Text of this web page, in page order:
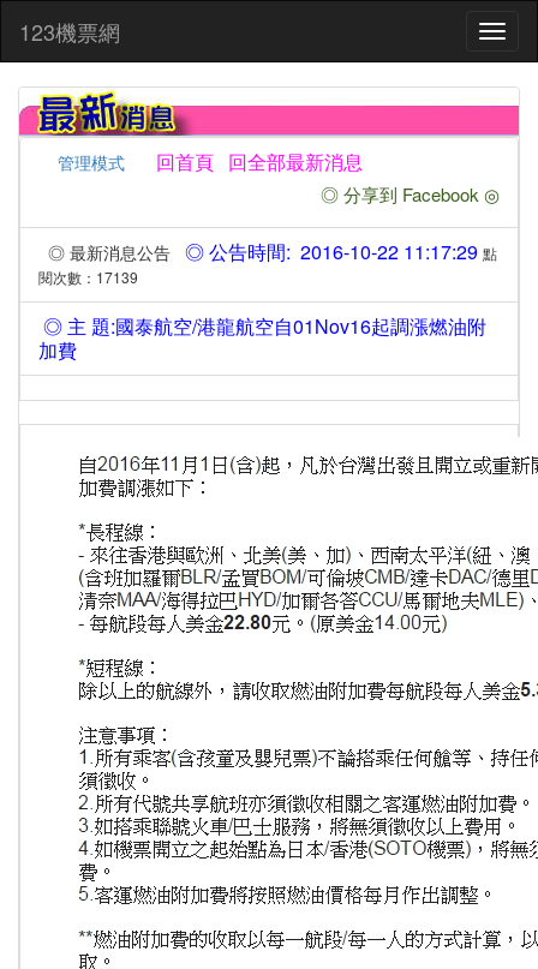
123機票網
管理模式 回首頁 回全部最新消息
◎ 分享到 Facebook ◎
◎ 最新消息公告 ◎ 公告時間: 2016-10-22 11:17:29 點
閱次數：17139
◎ 主 題:國泰航空/港龍航空自01Nov16起調漲燃油附
加費